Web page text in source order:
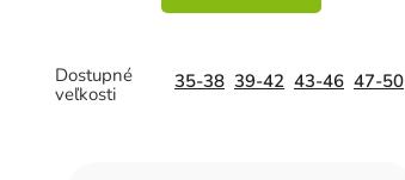
35-38 39-42 43-46 47-50